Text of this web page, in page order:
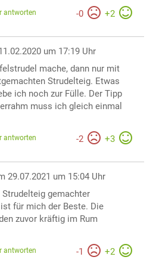
-0 +2
antworten
um 17:19 Uhr
mache, dann nur mit
Strudelteig. Etwas
ich noch zur Fülle. Der Tipp
muss ich gleich einmal
-2 +3
antworten
29.07.2021 um 15:04 Uhr
gemachter
für mich der Beste. Die
zuvor kräftig im Rum
-1 +2
antworten